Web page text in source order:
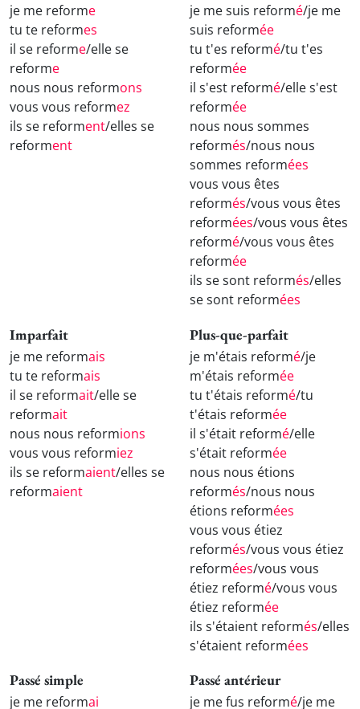
je me reforme
tu te reformes
il se reforme/elle se
reforme
nous nous reformons
vous vous reformez
ils se reforment/elles se
reforment
je me suis reformé/je me
suis reformée
tu t'es reformé/tu t'es
reformée
il s'est reformé/elle s'est
reformée
nous nous sommes
reformés/nous nous
sommes reformées
vous vous êtes
reformés/vous vous êtes
reformées/vous vous êtes
reformé/vous vous êtes
reformée
ils se sont reformés/elles
se sont reformées
Imparfait
je me reformais
tu te reformais
il se reformait/elle se
reformait
nous nous reformions
vous vous reformiez
ils se reformaient/elles se
reformaient
Plus-que-parfait
je m'étais reformé/je
m'étais reformée
tu t'étais reformé/tu
t'étais reformée
il s'était reformé/elle
s'était reformée
nous nous étions
reformés/nous nous
étions reformées
vous vous étiez
reformés/vous vous étiez
reformées/vous vous
étiez reformé/vous vous
étiez reformée
ils s'étaient reformés/elles
s'étaient reformées
Passé simple
je me reformai
Passé antérieur
je me fus reformé/je me